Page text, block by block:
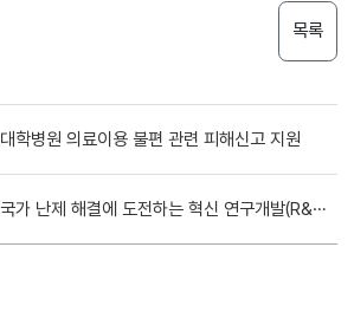
목록
대학병원 의료이용 불편 관련 피해신고 지원
국가 난제 해결에 도전하는 혁신 연구개발(R&D) 한국형 ARPA-H 프로젝트 본격 착수